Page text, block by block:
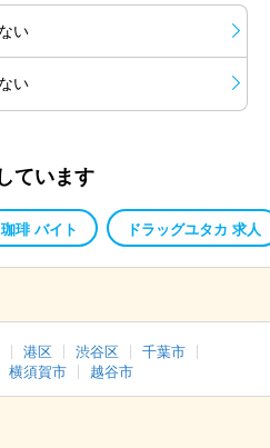
い
い
ています
琲 バイト ドラッグユタカ 求人
港区 渋谷区
千葉市
横須賀市 越谷市